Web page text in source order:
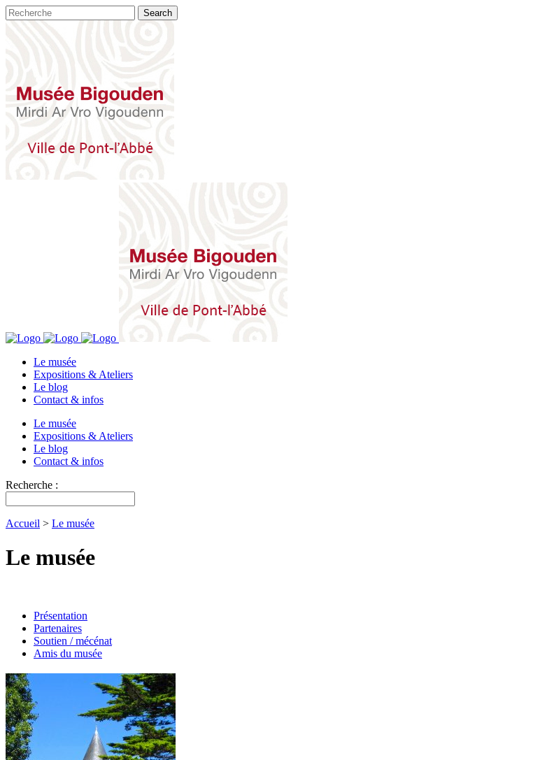
Le musée
Expositions & Ateliers
Le blog
Contact & infos
Le musée
Expositions & Ateliers
Le blog
Contact & infos
Recherche :
Accueil > Le musée
Le musée
Présentation
Partenaires
Soutien / mécénat
Amis du musée